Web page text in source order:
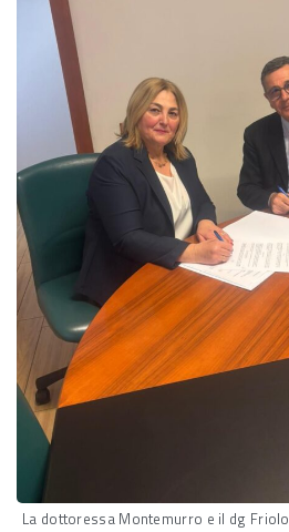
La dottoressa Montemurro e il dg Friolo